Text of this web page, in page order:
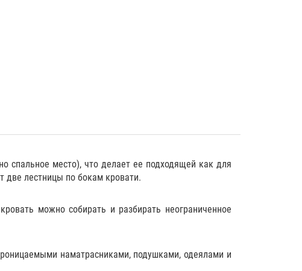
спальное место), что делает ее подходящей как для
две лестницы по бокам кровати.
можно собирать и разбирать неограниченное
наматрасниками, подушками,одеялами и